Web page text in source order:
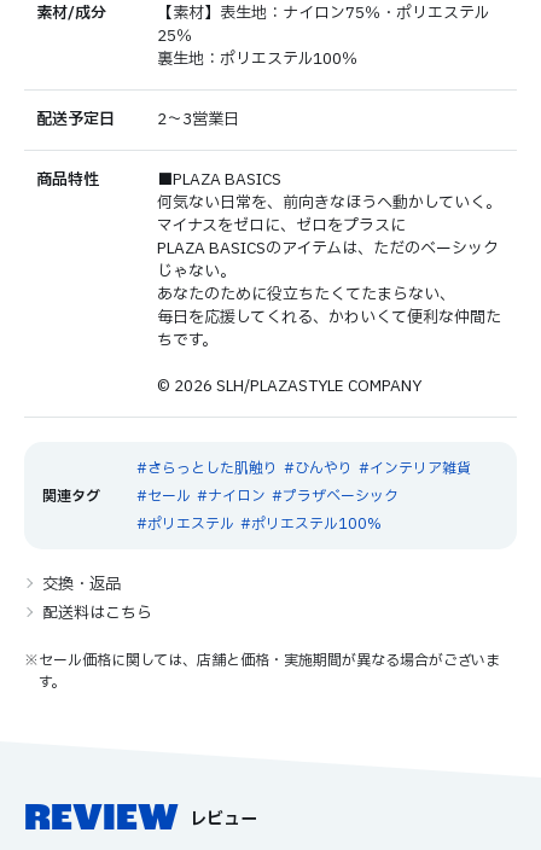
素材/成分
【素材】表生地：ナイロン75％・ポリエステル
25％
裏生地：ポリエステル100％
配送予定日 2～3営業日
商品特性
■PLAZA BASICS
何気ない日常を、前向きなほうへ動かしていく。
マイナスをゼロに、ゼロをプラスに
PLAZA BASICSのアイテムは、ただのベーシック
じゃない。
あなたのために役立ちたくてたまらない、
毎日を応援してくれる、かわいくて便利な仲間た
ちです。
© 2026 SLH/PLAZASTYLE COMPANY
さらっとした肌触り ひんやり
インテリア雑貨
セール
ナイロン
プラザベーシック
ポリエステル
ポリエステル100%
交換・返品
配送料はこちら
※セール価格に関しては、店舗と価格・実施期間が異なる場合がございま
す。
REVIEW レビュー